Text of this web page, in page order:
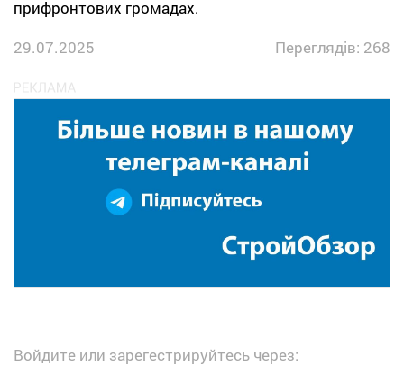
прифронтових громадах.
29.07.2025
Переглядів: 268
Войдите или зарегестрируйтесь через: